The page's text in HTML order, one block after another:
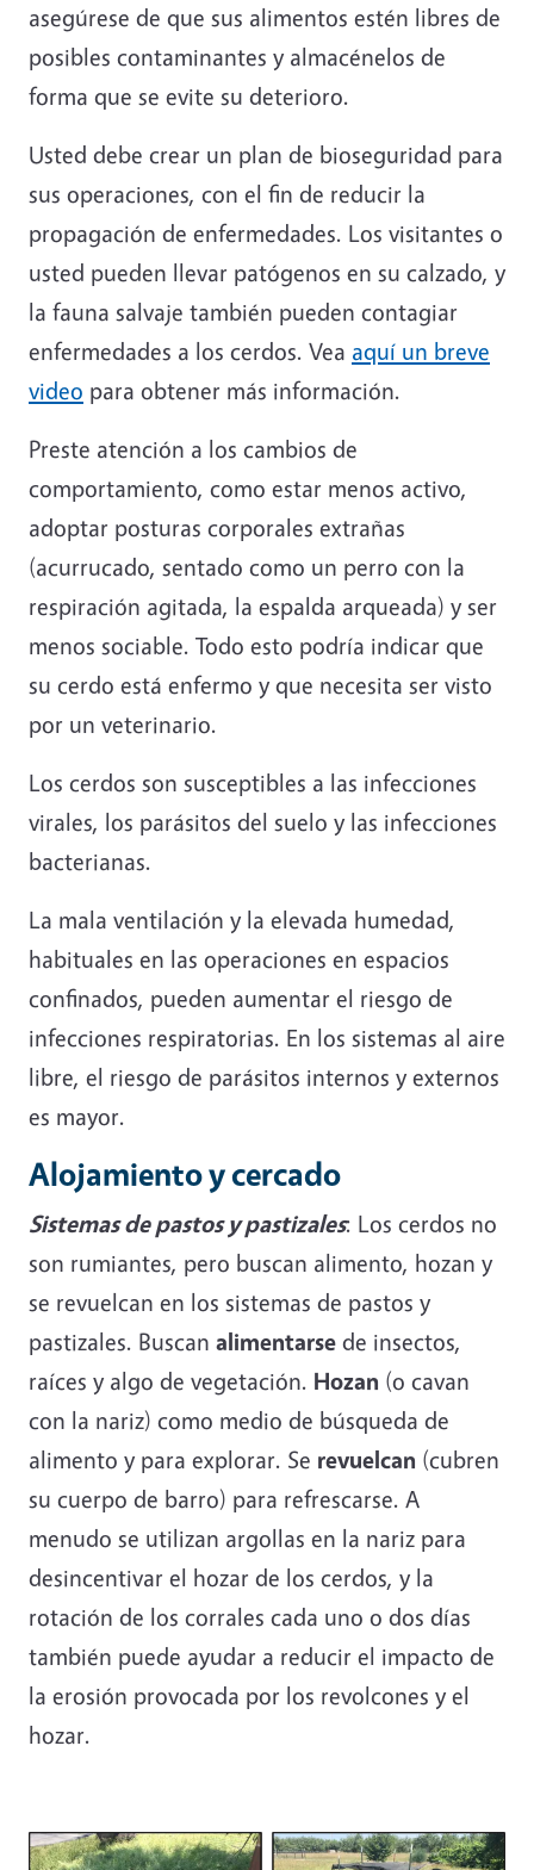
asegúrese de que sus alimentos estén libres de
posibles contaminantes y almacénelos de
forma que se evite su deterioro.
Usted debe crear un plan de bioseguridad para
sus operaciones, con el fin de reducir la
propagación de enfermedades. Los visitantes o
usted pueden llevar patógenos en su calzado, y
la fauna salvaje también pueden contagiar
enfermedades a los cerdos. Vea aquí un breve
video para obtener más información.
Preste atención a los cambios de
comportamiento, como estar menos activo,
adoptar posturas corporales extrañas
(acurrucado, sentado como un perro con la
respiración agitada, la espalda arqueada) y ser
menos sociable. Todo esto podría indicar que
su cerdo está enfermo y que necesita ser visto
por un veterinario.
Los cerdos son susceptibles a las infecciones
virales, los parásitos del suelo y las infecciones
bacterianas.
La mala ventilación y la elevada humedad,
habituales en las operaciones en espacios
confinados, pueden aumentar el riesgo de
infecciones respiratorias. En los sistemas al aire
libre, el riesgo de parásitos internos y externos
es mayor.
Alojamiento y cercado
Sistemas de pastos y pastizales: Los cerdos no
son rumiantes, pero buscan alimento, hozan y
se revuelcan en los sistemas de pastos y
pastizales. Buscan alimentarse de insectos,
raíces y algo de vegetación. Hozan (o cavan
con la nariz) como medio de búsqueda de
alimento y para explorar. Se revuelcan (cubren
su cuerpo de barro) para refrescarse. A
menudo se utilizan argollas en la nariz para
desincentivar el hozar de los cerdos, y la
rotación de los corrales cada uno o dos días
también puede ayudar a reducir el impacto de
la erosión provocada por los revolcones y el
hozar.